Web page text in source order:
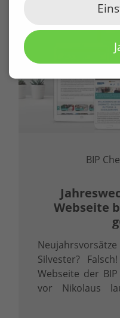
BIP
Webseite
Silvester?
Webseite der
vor Nikolaus